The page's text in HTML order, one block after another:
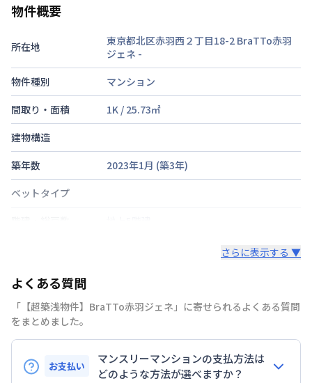
物件概要
所在地
東京都北区赤羽西２丁目18-2 BraTTo赤羽
ジェネ -
物件種別
マンション
間取り・面積
1K / 25.73㎡
建物構造
築年数
2023年1月 (築3年)
ベットタイプ
部屋の向き
禁煙・喫煙
交通
湘南新宿ライン宇須赤羽駅徒歩8分
さらに表示する ▼
よくある質問
「【超築浅物件】BraTTo赤羽ジェネ」に寄せられるよくある質問
をまとめました。
お支払い
マンスリーマンションの支払方法は
どのような方法が選べますか？